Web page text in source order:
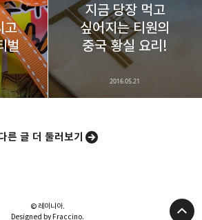
고
벌
지금 당장 먹고
싶어지는 티원의
중국 황실 요리!
2016.05.21
른 글 더 둘러보기
© 레이니아.
Designed by Fraccino.